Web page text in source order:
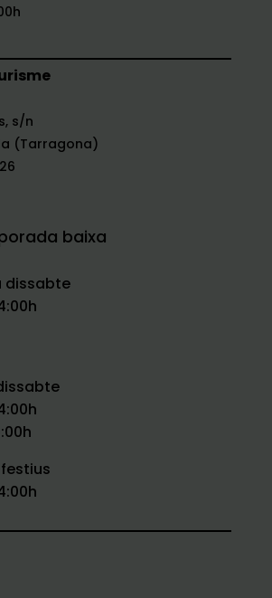
s/n
(Tarragona)
baixa
dissabte